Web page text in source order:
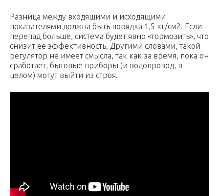
Разница между входящими и исходящими
показателями должна быть порядка 1,5 кг/см2. Если
перепад больше, система будет явно «тормозить», что
снизит ее эффективность. Другими словами, такой
регулятор не имеет смысла, так как за время, пока он
сработает, бытовые приборы (и водопровод, в
целом) могут выйти из строя.